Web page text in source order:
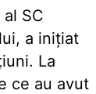
SC
a inițiat
La
ce au avut